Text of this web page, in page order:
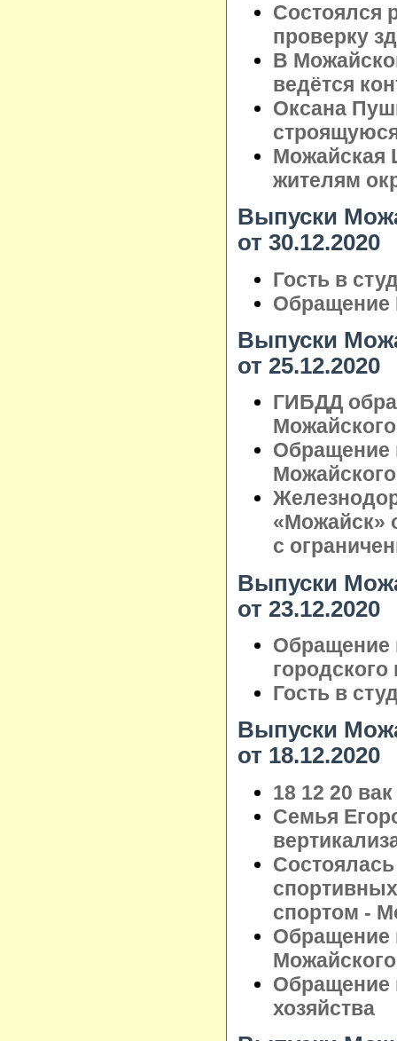
Состоялся
проверку
В
ведётся
Оксана
Можайская
жителям
Выпуски
от 30.12.2020
Гость в
Обращение
Выпуски
от 25.12.2020
ГИБДД
Обращение
«Можайск»
с
Выпуски
от 23.12.2020
Обращение
городского
Гость в
Выпуски
от 18.12.2020
18 12 20 вак
Семья
спортом -
Обращение
Обращение
хозяйства